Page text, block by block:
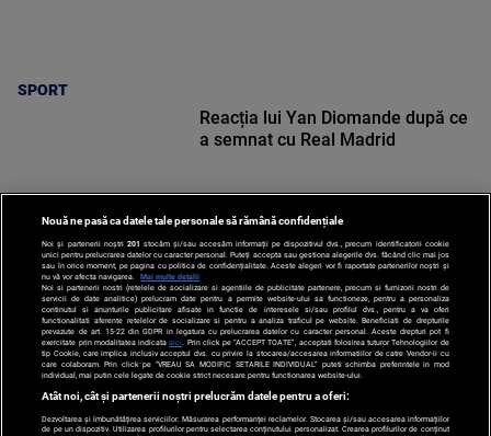
SPORT
SPORT
Reacția lui Yan Diomande după ce
a semnat cu Real Madrid
Nouă ne pasă ca datele tale personale să rămână confidențiale
Noi și partenerii noștri 201 stocăm și/sau accesăm informații pe dispozitivul dvs., precum identificatorii cookie
unici pentru prelucrarea datelor cu caracter personal. Puteți accepta sau gestiona alegerile dvs. făcând clic mai jos
sau în orice moment, pe pagina cu politica de confidențialitate. Aceste alegeri vor fi raportate partenerilor noștri și
nu vă vor afecta navigarea.
Mai multe detalii
Noi si partenerii nostri (retelele de socializare si agentiile de publicitate partenere, precum si furnizorii nostri de
servicii de date analitice) prelucram date pentru a permite website-ului sa functioneze, pentru a personaliza
continutul si anunturile publicitare afisate in functie de interesele si/sau profilul dvs., pentru a va oferi
functionalitati aferente retelelor de socializare si pentru a analiza traficul pe website. Beneficiati de drepturile
prevazute de art. 15-22 din GDPR in legatura cu prelucrarea datelor cu caracter personal. Aceste drepturi pot fi
exercitate prin modalitatea indicataaici . Prin click pe “ACCEPT TOATE”, acceptati folosirea tuturor Tehnologiilor de
tip Cookie, care implica inclusiv acceptul dvs. cu privire la stocarea/accesarea informatiilor de catre Vendor-ii cu
care colaboram. Prin click pe “VREAU SA MODIFIC SETARILE INDIVIDUAL” puteti schimba preferintele in mod
individual, mai putin cele legate de cookie strict necesare pentru functionarea website-ului.
Atât noi, cât și partenerii noștri prelucrăm datele pentru a oferi:
Dezvoltarea și îmbunătățirea serviciilor. Măsurarea performanței reclamelor. Stocarea și/sau accesarea informațiilor
de pe un dispozitiv. Utilizarea profilurilor pentru selectarea conținutului personalizat. Crearea profilurilor de conținut